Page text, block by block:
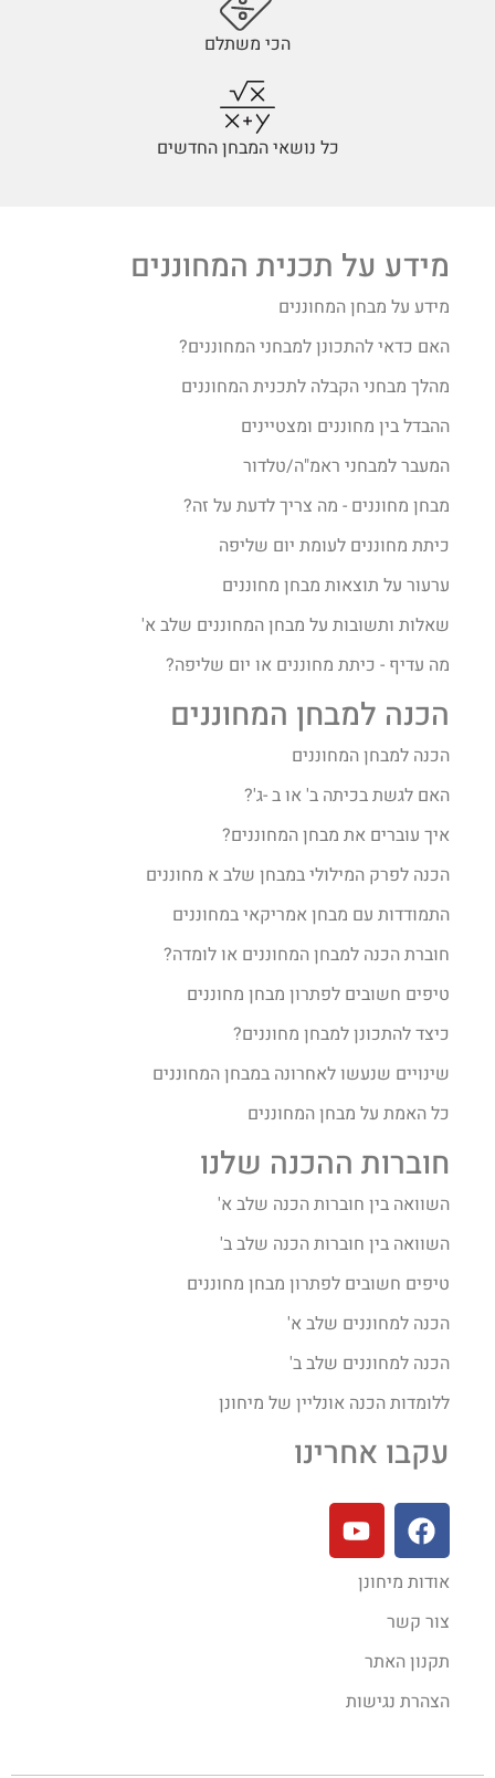
הכי משתלם
כל נושאי המבחן החדשים
מידע על תכנית המחוננים
מידע על מבחן המחוננים
האם כדאי להתכונן למבחני המחוננים?
מהלך מבחני הקבלה לתכנית המחוננים
ההבדל בין מחוננים ומצטיינים
המעבר למבחני ראמ"ה/טלדור
מבחן מחוננים - מה צריך לדעת על זה?
כיתת מחוננים לעומת יום שליפה
ערעור על תוצאות מבחן מחוננים
שאלות ותשובות על מבחן המחוננים שלב א'
מה עדיף - כיתת מחוננים או יום שליפה?
הכנה למבחן המחוננים
הכנה למבחן המחוננים
האם לגשת בכיתה ב' או ב -ג'?
איך עוברים את מבחן המחוננים?​
הכנה לפרק המילולי במבחן שלב א מחוננים
התמודדות עם מבחן אמריקאי במחוננים
חוברת הכנה למבחן המחוננים או לומדה?
טיפים חשובים לפתרון מבחן מחוננים
כיצד להתכונן למבחן מחוננים?
שינויים שנעשו לאחרונה במבחן המחוננים
כל האמת על מבחן המחוננים
חוברות ההכנה שלנו
השוואה בין חוברות הכנה שלב א'
השוואה בין חוברות הכנה שלב ב'
טיפים חשובים לפתרון מבחן מחוננים
הכנה למחוננים שלב א'
הכנה למחוננים שלב ב'
ללומדות הכנה אונליין של מיחונן
עקבו אחרינו
אודות מיחונן
צור קשר
תקנון האתר
הצהרת נגישות